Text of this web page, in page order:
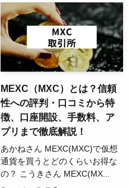
MEXC（MXC）とは？信頼
性への評判・口コミから特
徴、口座開設、手数料、ア
プリまで徹底解説！
あかねさん MEXC(MXC)で仮想
通貨を買うとどのくらいお得な
の？ こうきさん MEXC(MX...